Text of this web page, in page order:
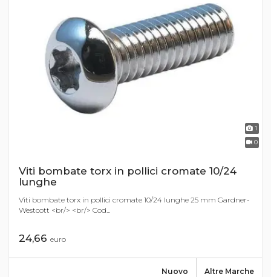
1
0
Viti bombate torx in pollici cromate 10/24
lunghe
Viti bombate torx in pollici cromate 10/24 lunghe 25 mm Gardner-
Westcott <br/> <br/> Cod...
24,66 euro
Altre Marche
Nuovo